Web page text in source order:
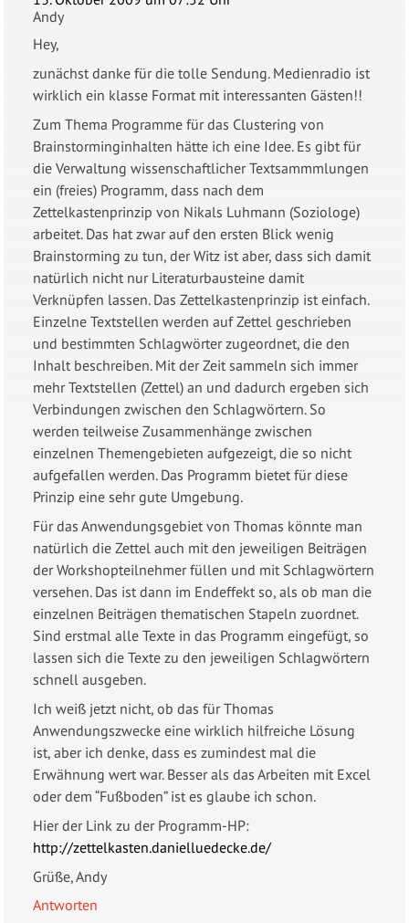
Andy
Hey,
zunächst danke für die tolle Sendung. Medienradio ist
wirklich ein klasse Format mit interessanten Gästen!!
Zum Thema Programme für das Clustering von
Brainstorminginhalten hätte ich eine Idee. Es gibt für
die Verwaltung wissenschaftlicher Textsammmlungen
ein (freies) Programm, dass nach dem
Zettelkastenprinzip von Nikals Luhmann (Soziologe)
arbeitet. Das hat zwar auf den ersten Blick wenig
Brainstorming zu tun, der Witz ist aber, dass sich damit
natürlich nicht nur Literaturbausteine damit
Verknüpfen lassen. Das Zettelkastenprinzip ist einfach.
Einzelne Textstellen werden auf Zettel geschrieben
und bestimmten Schlagwörter zugeordnet, die den
Inhalt beschreiben. Mit der Zeit sammeln sich immer
mehr Textstellen (Zettel) an und dadurch ergeben sich
Verbindungen zwischen den Schlagwörtern. So
werden teilweise Zusammenhänge zwischen
einzelnen Themengebieten aufgezeigt, die so nicht
aufgefallen werden. Das Programm bietet für diese
Prinzip eine sehr gute Umgebung.
Für das Anwendungsgebiet von Thomas könnte man
natürlich die Zettel auch mit den jeweiligen Beiträgen
der Workshopteilnehmer füllen und mit Schlagwörtern
versehen. Das ist dann im Endeffekt so, als ob man die
einzelnen Beiträgen thematischen Stapeln zuordnet.
Sind erstmal alle Texte in das Programm eingefügt, so
lassen sich die Texte zu den jeweiligen Schlagwörtern
schnell ausgeben.
Ich weiß jetzt nicht, ob das für Thomas
Anwendungszwecke eine wirklich hilfreiche Lösung
ist, aber ich denke, dass es zumindest mal die
Erwähnung wert war. Besser als das Arbeiten mit Excel
oder dem “Fußboden” ist es glaube ich schon.
Hier der Link zu der Programm-HP:
http://zettelkasten.danielluedecke.de/
Grüße, Andy
Antworten